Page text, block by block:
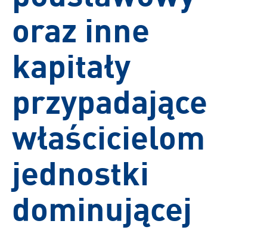
oraz inne
kapitały
przypadające
właścicielom
jednostki
dominującej